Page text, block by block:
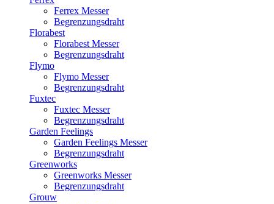
Ferrex Messer
Begrenzungsdraht
Florabest
Florabest Messer
Begrenzungsdraht
Flymo
Flymo Messer
Begrenzungsdraht
Fuxtec
Fuxtec Messer
Begrenzungsdraht
Garden Feelings
Garden Feelings Messer
Begrenzungsdraht
Greenworks
Greenworks Messer
Begrenzungsdraht
Grouw